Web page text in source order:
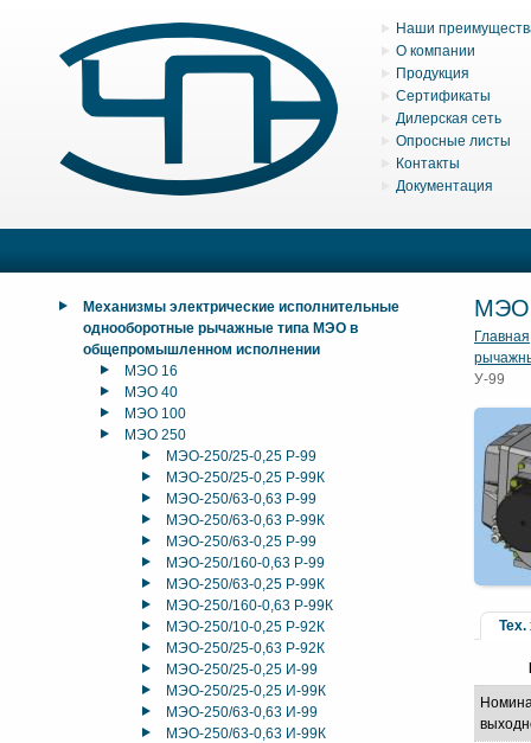
Наши
О компании
Продукция
Сертификаты
Дилерская сеть
Опросные листы
Контакты
Документация
Механизмы электрические исполнительные
однооборотные рычажные типа МЭО в
общепромышленном исполнении
МЭО 16
МЭО 40
МЭО 100
МЭО 250
МЭО-250/25-0,25 Р-99
МЭО-250/25-0,25 Р-99К
МЭО-250/63-0,63 Р-99
МЭО-250/63-0,63 Р-99К
МЭО-250/63-0,25 Р-99
МЭО-250/160-0,63 Р-99
МЭО-250/63-0,25 Р-99К
МЭО-250/160-0,63 Р-99К
МЭО-250/10-0,25 Р-92К
МЭО-250/25-0,63 Р-92К
МЭО-250/25-0,25 И-99
МЭО-250/25-0,25 И-99К
МЭО-250/63-0,63 И-99
МЭО-250/63-0,63 И-99К
МЭО
Главная
У-99
Тех.